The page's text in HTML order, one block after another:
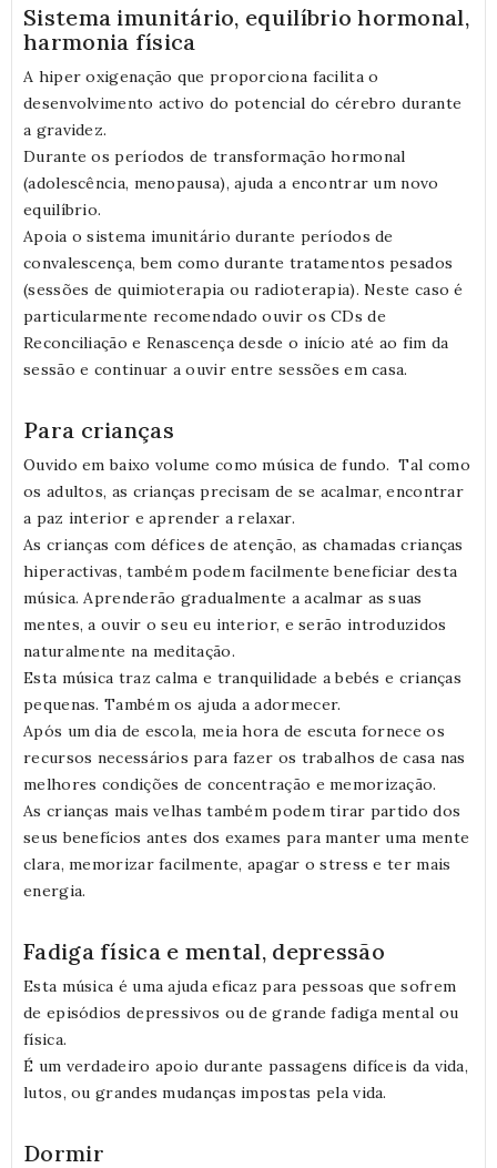
Sistema imunitário, equilíbrio hormonal,
harmonia física
A hiper oxigenação que proporciona facilita o
desenvolvimento activo do potencial do cérebro durante
a gravidez.
Durante os períodos de transformação hormonal
(adolescência, menopausa), ajuda a encontrar um novo
equilíbrio.
Apoia o sistema imunitário durante períodos de
convalescença, bem como durante tratamentos pesados
(sessões de quimioterapia ou radioterapia). Neste caso é
particularmente recomendado ouvir os CDs de
Reconciliação e Renascença desde o início até ao fim da
sessão e continuar a ouvir entre sessões em casa.
Para crianças
Ouvido em baixo volume como música de fundo. Tal como
os adultos, as crianças precisam de se acalmar, encontrar
a paz interior e aprender a relaxar.
As crianças com défices de atenção, as chamadas crianças
hiperactivas, também podem facilmente beneficiar desta
música. Aprenderão gradualmente a acalmar as suas
mentes, a ouvir o seu eu interior, e serão introduzidos
naturalmente na meditação.
Esta música traz calma e tranquilidade a bebés e crianças
pequenas. Também os ajuda a adormecer.
Após um dia de escola, meia hora de escuta fornece os
recursos necessários para fazer os trabalhos de casa nas
melhores condições de concentração e memorização.
As crianças mais velhas também podem tirar partido dos
seus benefícios antes dos exames para manter uma mente
clara, memorizar facilmente, apagar o stress e ter mais
energia.
Fadiga física e mental, depressão
Esta música é uma ajuda eficaz para pessoas que sofrem
de episódios depressivos ou de grande fadiga mental ou
física.
É um verdadeiro apoio durante passagens difíceis da vida,
lutos, ou grandes mudanças impostas pela vida.
Dormir